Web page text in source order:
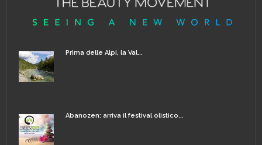
Prima delle Alpi, la Val...
Abanozen: arriva il festival olistico...